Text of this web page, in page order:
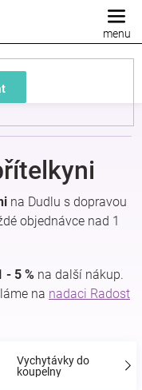
na Dudlu s dopravou
objednávce nad 1
- 5 % na další nákup.
na nadaci Radost
Vychytávky do
koupelny